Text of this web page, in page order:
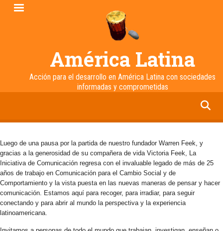
Pasar
América Latina
Acción para el desarrollo en América Latina con sociedades
informadas y comprometidas
Luego de una pausa por la partida de nuestro fundador Warren Feek, y
gracias a la generosidad de su compañera de vida Victoria Feek, La
Iniciativa de Comunicación regresa con el invaluable legado de más de 25
años de trabajo en Comunicación para el Cambio Social y de
Comportamiento y la vista puesta en las nuevas maneras de pensar y hacer
comunicación. Estamos aquí para recoger, para irradiar, para seguir
conectando y para abrir al mundo la perspectiva y la experiencia
latinoamericana.